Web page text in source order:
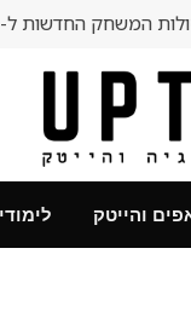
החדשות ל-2025: השוואה מקצועית.
והייטק